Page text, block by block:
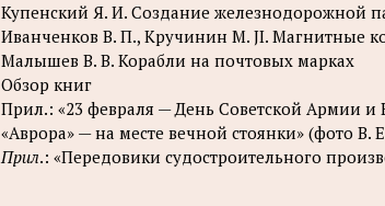
Купенский Я. И. Создание железнодорожной
Иванченков В. П., Кручинин М. JI. Магнитные
Малышев В. В. Корабли на почтовых марках
Обзор книг
Прил.: «23 февраля — День Советской Армии
«Аврора» — на месте вечной стоянки» (фото В.
Прил.: «Передовики судостроительного